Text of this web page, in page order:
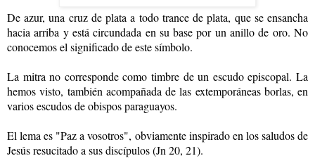
De azur, una cruz de plata a todo trance de plata, que se ensancha
hacia arriba y está circundada en su base por un anillo de oro. No
conocemos el significado de este símbolo.
La mitra no corresponde como timbre de un escudo episcopal. La
hemos visto, también acompañada de las extemporáneas borlas, en
varios escudos de obispos paraguayos.
El lema es "Paz a vosotros", obviamente inspirado en los saludos de
Jesús resucitado a sus discípulos (Jn 20, 21).